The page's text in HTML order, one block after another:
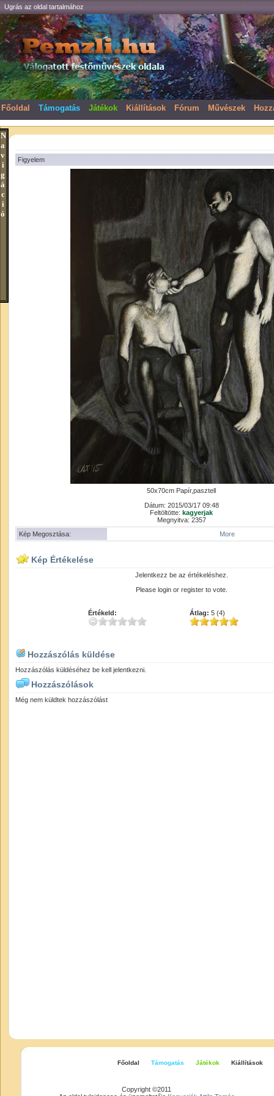
N
a
v
i
g
á
c
i
ó
Ugrás az oldal tartalmához
Főoldal Támogatás Játékok Kiállítások Fórum Művészek
Figyelem
50x70cm Papír,pasztell
Dátum: 2015/03/17 09:48
Feltöltötte:kagyerjak
Megnyitva: 2357
Kép Megosztása:
More
Kép Értékelése
Jelentkezz be az értékeléshez.
Please login or register to vote.
Értékeld: Átlag: 5 (4)
Hozzászólás küldése
Hozzászólás küldéséhez be kell jelentkezni.
Hozzászólások
Még nem küldtek hozzászólást
Főoldal Támogatás Játékok Kiállítások
Copyright ©2011